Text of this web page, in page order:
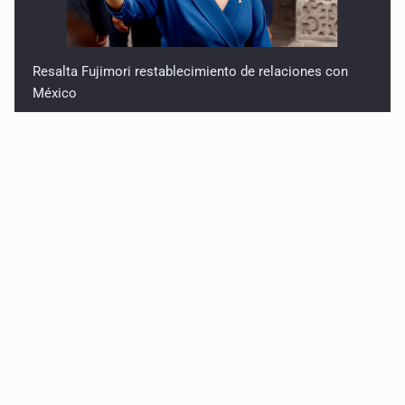
Resalta Fujimori restablecimiento de relaciones con
México